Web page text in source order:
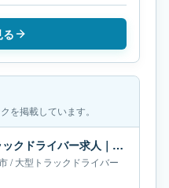
を掲載しています。
日本運輸株式会社の大型トラックドライバー求人｜群馬県伊勢崎市｜月給67万-68万円
/大型トラックドライバー